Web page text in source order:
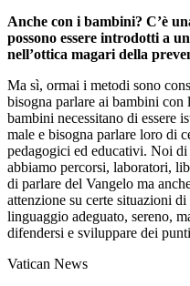
Anche con i bambini? C’è
possono essere introdotti a
nell’ottica magari della
Ma sì, ormai i metodi sono
bisogna parlare ai bambini
bambini necessitano di essere
male e bisogna parlare loro di
pedagogici ed educativi. Noi
abbiamo percorsi, laboratori,
di parlare del Vangelo ma
attenzione su certe situazioni
linguaggio adeguato, sereno,
difendersi e sviluppare dei
Vatican News